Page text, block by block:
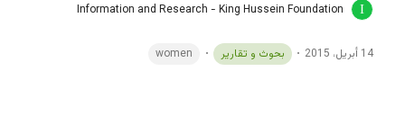
Information and Research - King Hussein Foundation
14 أبريل، 2015 بحوث و تقارير women